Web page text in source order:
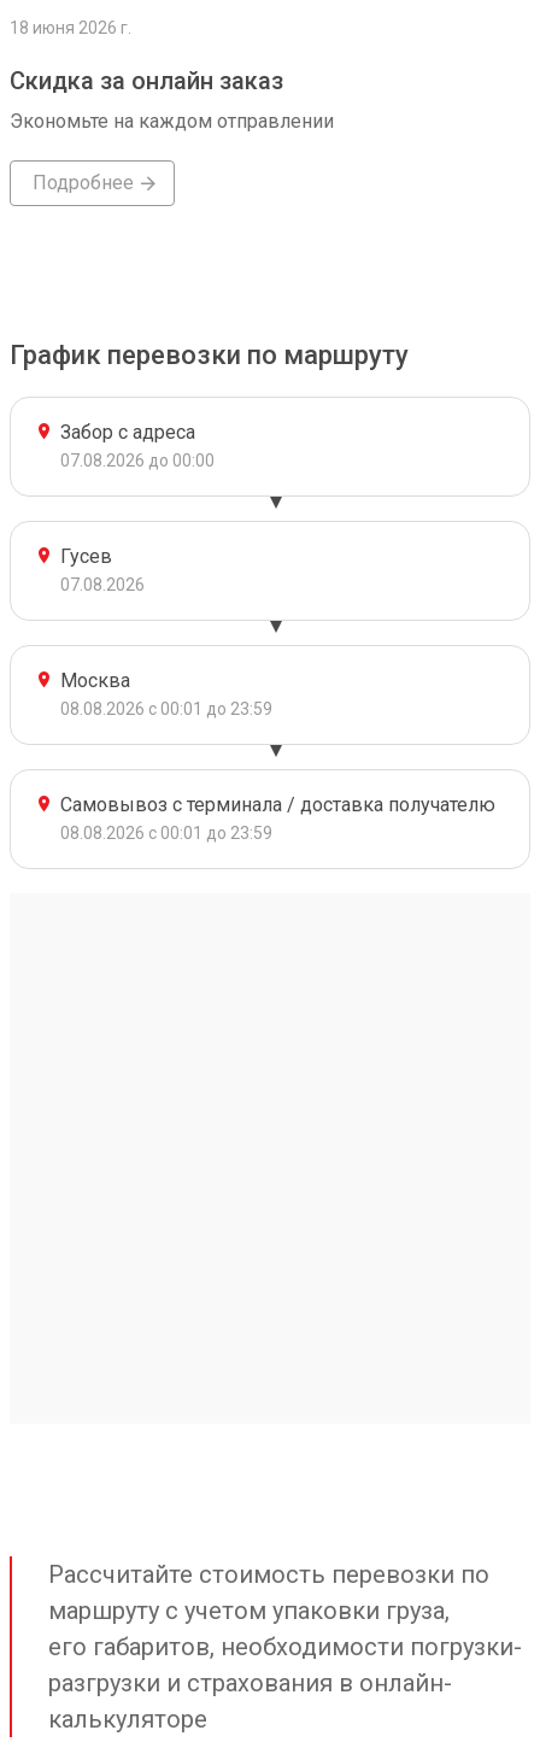
18 июня 2026 г.
Скидка за онлайн заказ
Экономьте на каждом отправлении
Подробнее
График перевозки по маршруту
Забор с адреса
07.08.2026 до 00:00
Гусев
07.08.2026
Москва
08.08.2026 с 00:01 до 23:59
Самовывоз с терминала / доставка получателю
08.08.2026 с 00:01 до 23:59
Рассчитайте стоимость перевозки по
маршруту с учетом упаковки груза,
его габаритов, необходимости погрузки-
разгрузки и страхования в онлайн-
калькуляторе